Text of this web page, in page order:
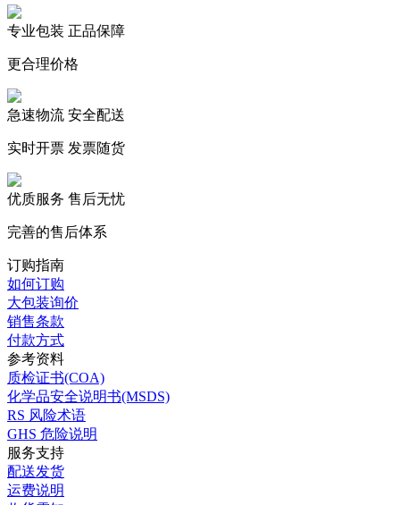
专业包装 正品保障
更合理价格
急速物流 安全配送
实时开票 发票随货
优质服务 售后无忧
完善的售后体系
订购指南
如何订购
大包装询价
销售条款
付款方式
参考资料
质检证书(COA)
化学品安全说明书(MSDS)
RS 风险术语
GHS 危险说明
服务支持
配送发货
运费说明